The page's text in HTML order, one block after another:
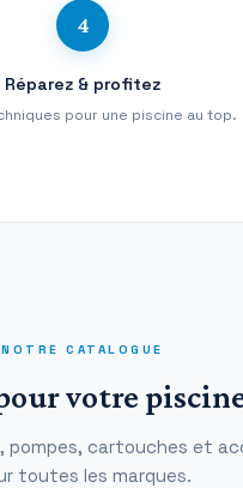
4
Réparez & profitez
pour une piscine au top.
NOTRE CATALOGUE
votre
pompes, cartouches et
toutes les marques.